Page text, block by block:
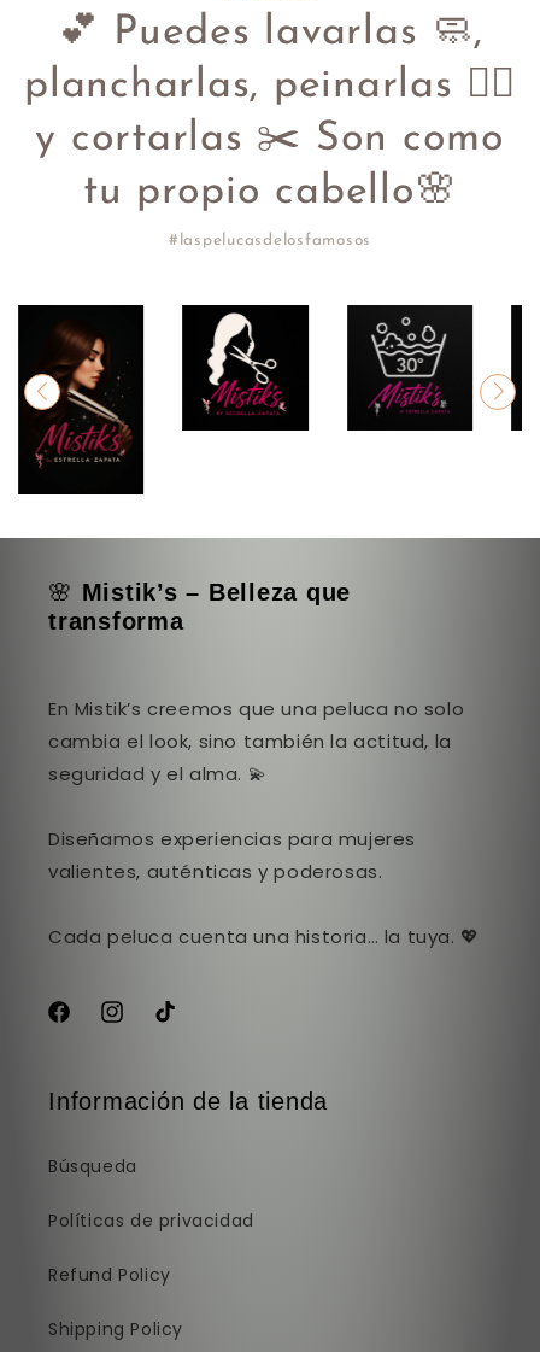
💕 Puedes lavarlas 🧼,
plancharlas, peinarlas 💇‍♀️
y cortarlas ✂️ Son como
tu propio cabello🌸
#laspelucasdelosfamosos
🌸 Mistik’s – Belleza que
transforma
En Mistik’s creemos que una peluca no solo
cambia el look, sino también la actitud, la
seguridad y el alma. 💫
Diseñamos experiencias para mujeres
valientes, auténticas y poderosas.
Cada peluca cuenta una historia… la tuya. 💖
FacebookInstagram
TikTok
Información de la tienda
Búsqueda
Políticas de privacidad
Refund Policy
Shipping Policy